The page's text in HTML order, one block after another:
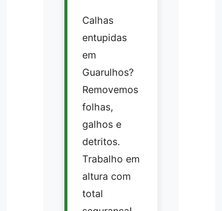
Calhas
entupidas
em
Guarulhos?
Removemos
folhas,
galhos e
detritos.
Trabalho em
altura com
total